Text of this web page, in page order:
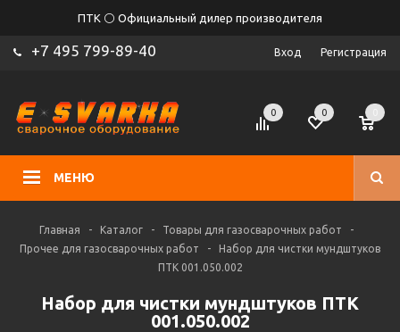
ПТК ⚪ Официальный дилер производителя
+7 495 799-89-40 Вход Регистрация
МЕНЮ
0 0
Главная - Каталог - Товары для газосварочных работ
-
Прочее для газосварочных работ
-
Набор для чистки мундштуков
ПТК 001.050.002
Набор для чистки мундштуков ПТК
001.050.002